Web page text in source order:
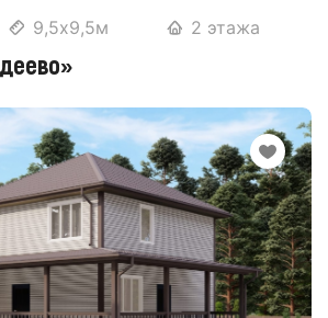
9,5х9,5м 2 этажа